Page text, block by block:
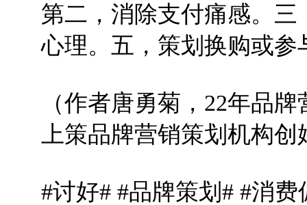
第二，消除支付痛感。
心理。五，策划换购或
（作者唐勇菊，22年品
上策品牌营销策划机构创
#讨好# #品牌策划# #消